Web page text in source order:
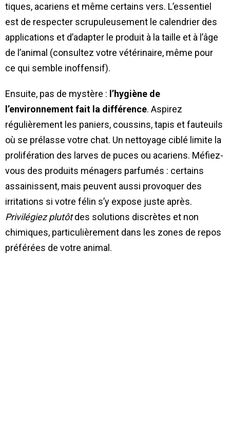
tiques, acariens et même certains vers. L’essentiel
est de respecter scrupuleusement le calendrier des
applications et d’adapter le produit à la taille et à l’âge
de l’animal (consultez votre vétérinaire, même pour
ce qui semble inoffensif).
Ensuite, pas de mystère : l’hygiène de
l’environnement fait la différence. Aspirez
régulièrement les paniers, coussins, tapis et fauteuils
où se prélasse votre chat. Un nettoyage ciblé limite la
prolifération des larves de puces ou acariens. Méfiez-
vous des produits ménagers parfumés : certains
assainissent, mais peuvent aussi provoquer des
irritations si votre félin s’y expose juste après.
Privilégiez plutôtdes solutions discrètes et non
chimiques, particulièrement dans les zones de repos
préférées de votre animal.